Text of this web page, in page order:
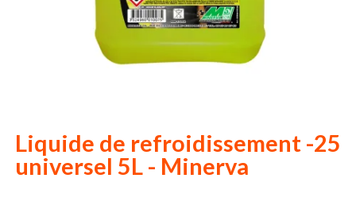
Liquide de refroidissement -25
universel 5L - Minerva